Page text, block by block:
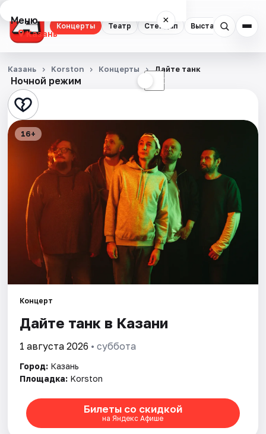
Концерты Театр Стендап Выставки
Меню ×
Казань
Концерты
Театр
Стендап
Выставки
Квесты
Экскурсии
Спорт
События
Города
Площадки
Артисты
Рейтинги
Ночной режим ☾
Казань Korston Концерты Дайте танк
16+
Концерт
Дайте танк в Казани
1 августа 2026 • суббота
Город: Казань
Площадка: Korston
Билеты со скидкой
на Яндекс Афише